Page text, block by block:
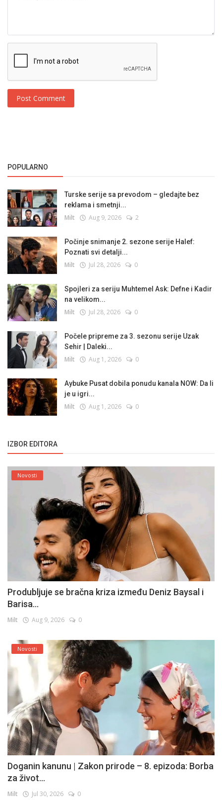
Post Comment
POPULARNO
Turske serije sa prevodom – gledajte bez
reklama i smetnji...
Milt Aug 9, 2026 2
Počinje snimanje 2. sezone serije Halef:
Poznati svi detalji...
Milt Jul 28, 2026 0
Spojleri za seriju Muhtemel Ask: Defne i Kadir
na velikom...
Milt Jul 28, 2026 0
Počele pripreme za 3. sezonu serije Uzak
Sehir | Daleki...
Milt Aug 1, 2026 0
Aybuke Pusat dobila ponudu kanala NOW: Da li
je u igri...
Milt Aug 1, 2026 0
IZBOR EDITORA
Novosti
Produbljuje se bračna kriza između Deniz Baysal i
Barisa...
Milt Aug 9, 2026 0
Novosti
Doganin kanunu | Zakon prirode – 8. epizoda: Borba
za život...
Milt Jul 30, 2026 0